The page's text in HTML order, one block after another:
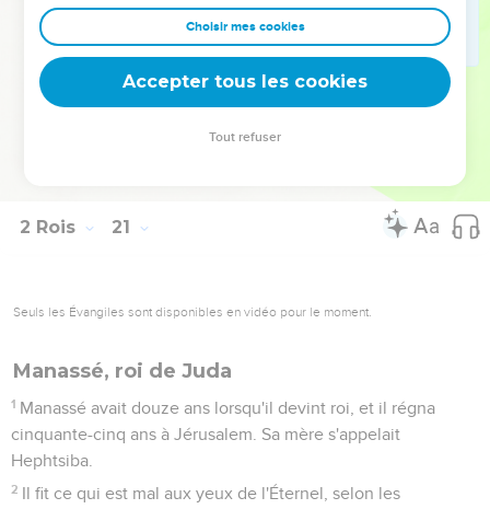
sécurité pendant ma vie ?
Le reste des actions d'Ézéchias, tous ses exploits, et
comment il fit l'étang et l'aqueduc, et amena les eaux dans la
ville, cela n'est-il pas écrit dans le livre des Chroniques des
2 Rois 21
Seuls les Évangiles sont disponibles en vidéo pour le moment.
Manassé, roi de Juda
1 Manassé avait douze ans lorsqu'il devint roi, et il régna
cinquante-cinq ans à Jérusalem. Sa mère s'appelait
Hephtsiba.
2 Il fit ce qui est mal aux yeux de l'Éternel, selon les
Choisir mes cookies
Accepter tous les cookies
Tout refuser